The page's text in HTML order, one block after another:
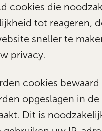
cookies die
tot reageren,
sneller te
privacy.
cookies
opgeslagen in
Dit is